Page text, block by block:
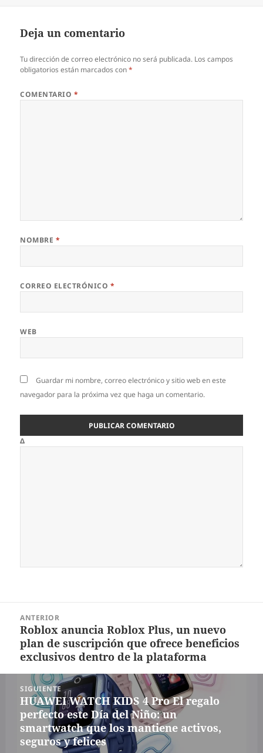
Deja un comentario
Tu dirección de correo electrónico no será publicada. Los campos
obligatorios están marcados con*
COMENTARIO *
NOMBRE *
CORREO ELECTRÓNICO *
WEB
Guardar mi nombre, correo electrónico y sitio web en este
navegador para la próxima vez que haga un comentario.
Δ
entradas
ANTERIOR
Entrada
anterior:
Roblox anuncia Roblox Plus, un nuevo
plan de suscripción que ofrece beneficios
exclusivos dentro de la plataforma
SIGUIENTE
Siguiente
entrada:
HUAWEI WATCH KIDS 4 Pro El regalo
perfecto este Día del Niño: un
smartwatch que los mantiene activos,
seguros y felices